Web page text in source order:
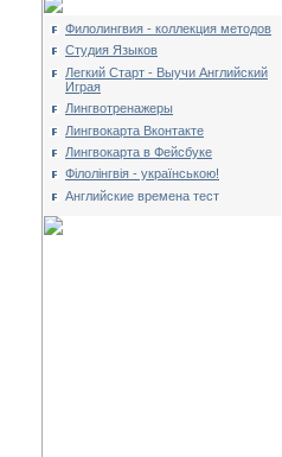
Филолингвия - коллекция методов
Студия Языков
Легкий Старт - Выучи Английский
Играя
Лингвотренажеры
Лингвокарта Вконтакте
Лингвокарта в Фейсбуке
Філолінгвія - українською!
Английские времена тест